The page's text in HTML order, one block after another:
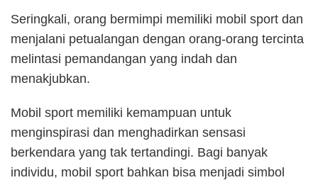
Seringkali, orang bermimpi memiliki mobil sport dan
menjalani petualangan dengan orang-orang tercinta
melintasi pemandangan yang indah dan
menakjubkan.
Mobil sport memiliki kemampuan untuk
menginspirasi dan menghadirkan sensasi
berkendara yang tak tertandingi. Bagi banyak
individu, mobil sport bahkan bisa menjadi simbol